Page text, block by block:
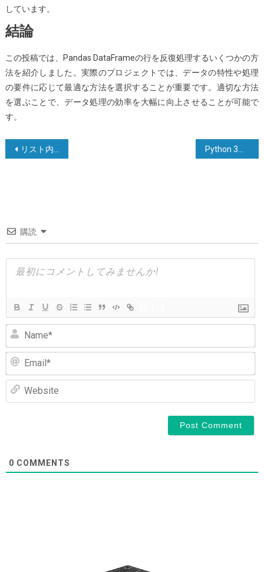
しています。
結論
この投稿では、Pandas DataFrameの行を反復処理するいくつかの方
法を紹介しました。実際のプロジェクトでは、データの特性や処理
の要件に応じて最適な方法を選択することが重要です。適切な方法
を選ぶことで、データ処理の効率を大幅に向上させることが可能で
す。
投
ー
シ
ョ
リスト内の指定されたアイテムのインデックスを見つける方法
購読
0 COMMENTS